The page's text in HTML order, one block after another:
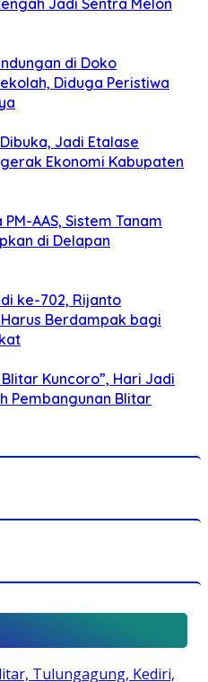
di Doko
Diduga Peristiwa
Jadi Etalase
Ekonomi Kabupaten
AAS, Sistem Tanam
di Delapan
ke-702, Rijanto
Berdampak bagi
Kuncoro”, Hari Jadi
Pembangunan Blitar